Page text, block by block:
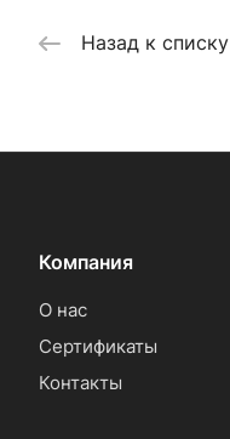
Назад к списку
Компания
О нас
Сертификаты
Контакты